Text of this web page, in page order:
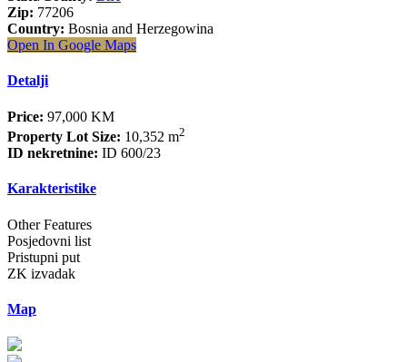
Zip: 77206
Country: Bosnia and Herzegowina
Open In Google Maps
Detalji
Price: 97,000 KM
Property Lot Size: 10,352 m2
ID nekretnine: ID 600/23
Karakteristike
Other Features
Posjedovni list
Pristupni put
ZK izvadak
Map